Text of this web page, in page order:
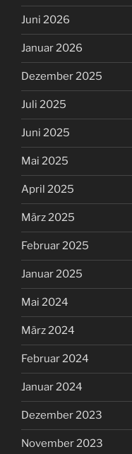
Juni 2026
Januar 2026
Dezember 2025
Juli 2025
Juni 2025
Mai 2025
April 2025
März 2025
Februar 2025
Januar 2025
Mai 2024
März 2024
Februar 2024
Januar 2024
Dezember 2023
November 2023